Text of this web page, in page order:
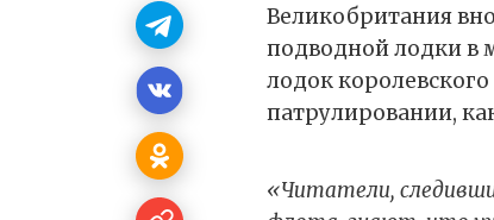
Великобритания
подводной лодки в
лодок
патрулировании,
«Читатели,